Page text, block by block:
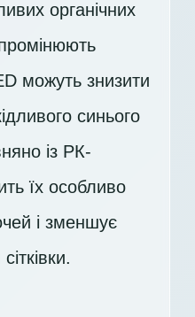
органічних
можуть знизити
синього
із РК-
їх особливо
і зменшує